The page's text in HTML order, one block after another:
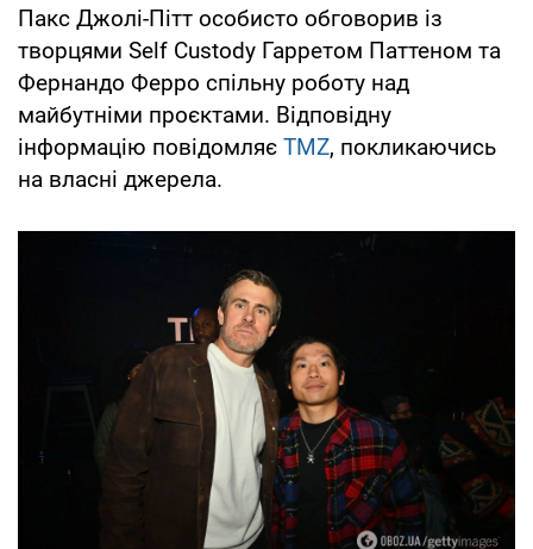
Пакс Джолі-Пітт особисто обговорив із
творцями Self Custody Гарретом Паттеном та
Фернандо Ферро спільну роботу над
майбутніми проєктами. Відповідну
інформацію повідомляє TMZ, покликаючись
на власні джерела.